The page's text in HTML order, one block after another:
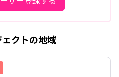
クトの地域